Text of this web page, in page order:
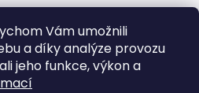
Vám umožnili
a díky analýze provozu
jeho funkce, výkon a